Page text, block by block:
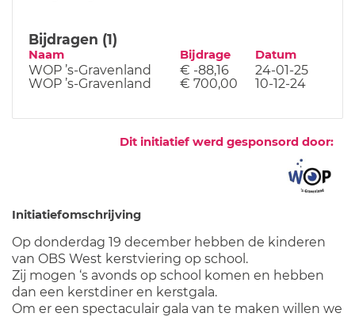
Bijdragen (1)
Naam Bijdrage Datum
WOP ’s-Gravenland € -88,16
24-01-25
WOP ’s-Gravenland
€ 700,00 10-12-24
Dit initiatief werd gesponsord door:
Initiatiefomschrijving
Op donderdag 19 december hebben de kinderen
van OBS West kerstviering op school.
Zij mogen ‘s avonds op school komen en hebben
dan een kerstdiner en kerstgala.
Om er een spectaculair gala van te maken willen we